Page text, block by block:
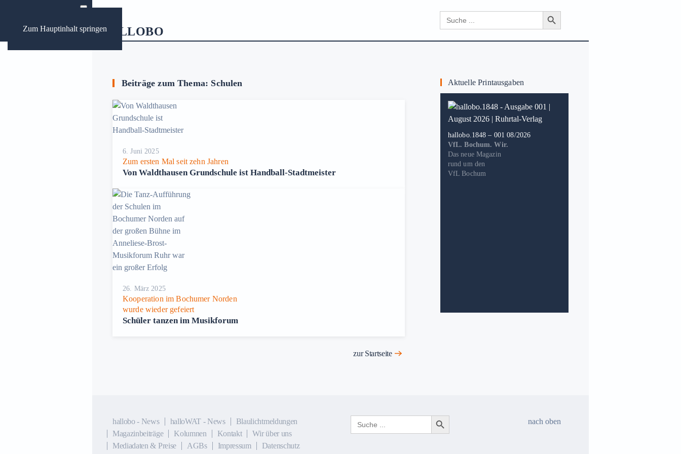
Zum Hauptinhalt springen
Search
for:
Search Button
Beiträge zum Thema: Schulen
6. Juni 2025
Zum ersten Mal seit zehn Jahren
Von Waldthausen Grundschule ist Handball-Stadtmeister
26. März 2025
Kooperation im Bochumer Norden
wurde wieder gefeiert
Schüler tanzen im Musikforum
zur Startseite
Aktuelle Printausgaben
hallobo.1848 – 001 08/2026
VfL. Bochum. Wir.
Das neue Magazin
rund um den
VfL Bochum
hallobo - News halloWAT - News
Blaulichtmeldungen
Magazinbeiträge
Kolumnen Kontakt
Wir über uns
Mediadaten & Preise
AGBs Impressum
Datenschutz
Search
for:
Search Button
nach oben